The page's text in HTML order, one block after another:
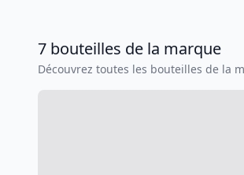
7 bouteilles de la marque
Découvrez toutes les bouteilles de la